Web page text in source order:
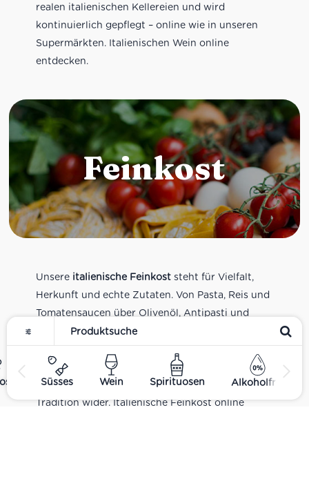
Süsses Wein Spirituosen Alkoholfrei
realen italienischen Kellereien und wird
kontinuierlich gepflegt – online wie in unseren
Supermärkten. Italienischen Wein online
entdecken.
Feinkost
Unsere italienische Feinkoststeht für Vielfalt,
Herkunft und echte Zutaten. Von Pasta, Reis und
Tomatensaucen über Olivenöl, Antipasti und
Pesto bis zu Balsamico und Spezialitäten aus
verschiedenen Regionen Italiens. Alle Produkte
sind Teil unseres realen Supermarkt-Sortiments
und spiegeln italienische Alltagsküche und
Tradition wider. Italienische Feinkost online